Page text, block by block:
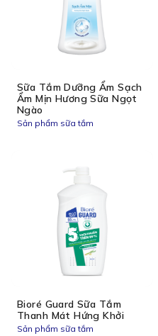
Sữa Tắm Dưỡng Ẩm Sạch
Ẩm Mịn Hương Sữa Ngọt
Ngào
Sản phẩm sữa tắm
Bioré Guard Sữa Tắm
Thanh Mát Hứng Khởi
Sản phẩm sữa tắm